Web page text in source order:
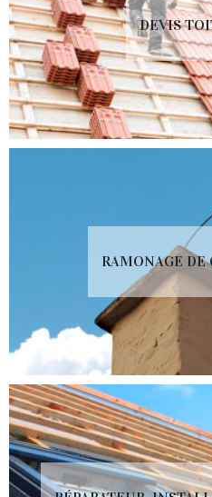
DEVIS
RAMONAGE